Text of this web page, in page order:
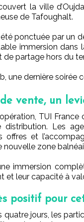
la ville
de Tafoughalt.
ponctuée par un
immersion dans
de partage hors du
une dernière soirée
vente, un
TUI
distribution. Les
offres et
nouvelle zone
immersion
et leur capacité à
positif pour
quatre jours, les